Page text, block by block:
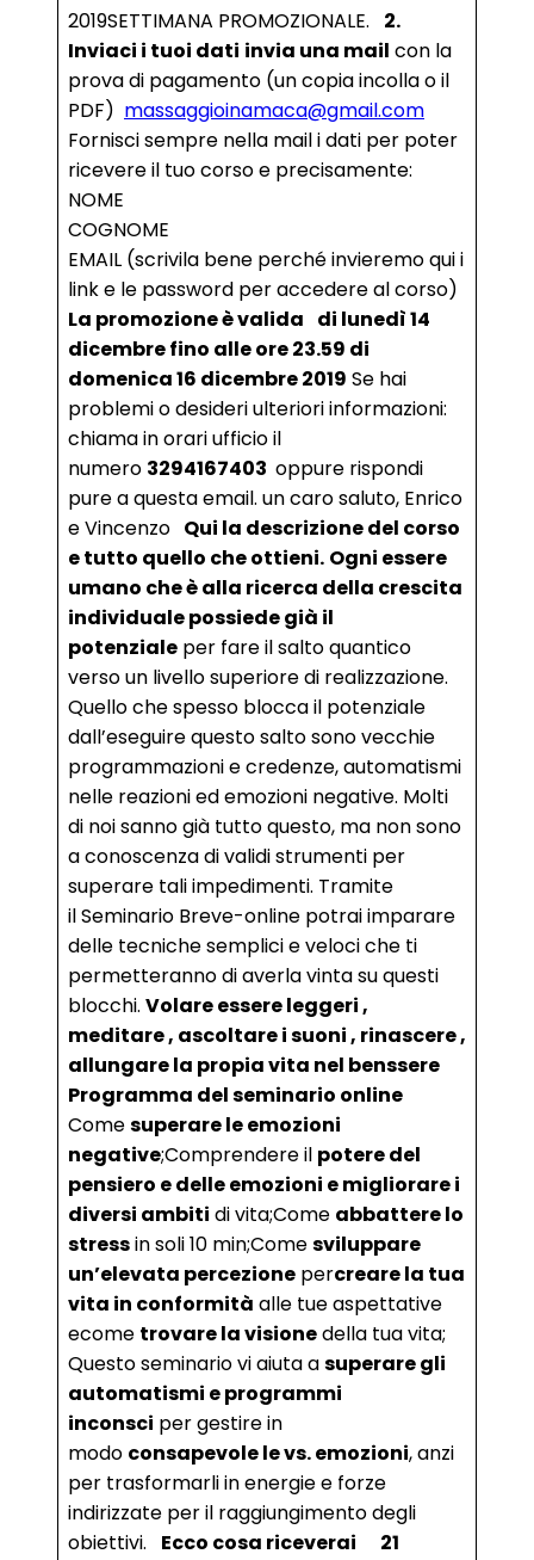
2019SETTIMANA PROMOZIONALE. 2.
Inviaci i tuoi dati invia una mail con la
prova di pagamento (un copia incolla o il
PDF) massaggioinamaca@gmail.com
Fornisci sempre nella mail i dati per poter
ricevere il tuo corso e precisamente:
NOME
COGNOME
EMAIL (scrivila bene perché invieremo qui i
link e le password per accedere al corso)
La promozione è valida di lunedì 14
dicembre fino alle ore 23.59 di
domenica 16 dicembre 2019 Se hai
problemi o desideri ulteriori informazioni:
chiama in orari ufficio il
numero 3294167403 oppure rispondi
pure a questa email. un caro saluto, Enrico
e Vincenzo Qui la descrizione del corso
e tutto quello che ottieni. Ogni essere
umano che è alla ricerca della crescita
individuale possiede già il
potenziale per fare il salto quantico
verso un livello superiore di realizzazione.
Quello che spesso blocca il potenziale
dall’eseguire questo salto sono vecchie
programmazioni e credenze, automatismi
nelle reazioni ed emozioni negative. Molti
di noi sanno già tutto questo, ma non sono
a conoscenza di validi strumenti per
superare tali impedimenti. Tramite
il Seminario Breve-online potrai imparare
delle tecniche semplici e veloci che ti
permetteranno di averla vinta su questi
blocchi. Volare essere leggeri ,
meditare , ascoltare i suoni , rinascere ,
allungare la propia vita nel benssere
Programma del seminario online
Comesuperare le emozioni
negative;Comprendere il potere del
pensiero e delle emozioni e migliorare i
diversi ambiti di vita;Come abbattere lo
stressin soli 10 min;Comesviluppare
un’elevata percezione percreare la tua
vita in conformità alle tue aspettative
ecome trovare la visionedella tua vita;
Questo seminario vi aiuta asuperare gli
automatismi e programmi
inconsci per gestire in
modo consapevole le vs. emozioni, anzi
per trasformarli in energie e forze
indirizzate per il raggiungimento degli
obiettivi. Ecco cosa riceverai
21